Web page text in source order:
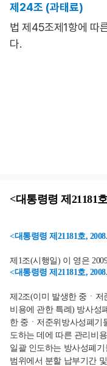
제24조 (과태료)
법 제45조제1항에 따
다.
<대통령령 제21181
<대통령령 제21181호,
제1조(시행일) 이 영은
<대통령령 제21181호,
제2조(이미 발생한 중ㆍ저
비용에 관한 특례) 방사성
한 중ㆍ저준위방사성폐기
도하는 데에 따른 관리비
일괄 인도하는 방사성폐
범위에서 분할 납부기간